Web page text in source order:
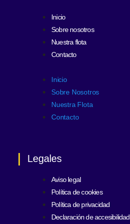
Inicio
Sobre nosotros
Nuestra flota
Contacto
Inicio
Sobre Nosotros
Nuestra Flota
Contacto
Legales
Aviso legal
Política de cookies
Política de privacidad
Declaración de accesibilidad